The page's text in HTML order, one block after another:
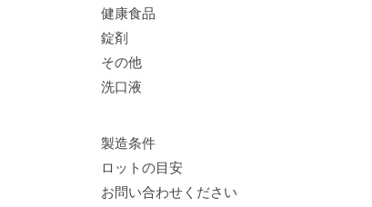
健康食品
錠剤
その他
洗口液
製造条件
ロットの目安
お問い合わせください